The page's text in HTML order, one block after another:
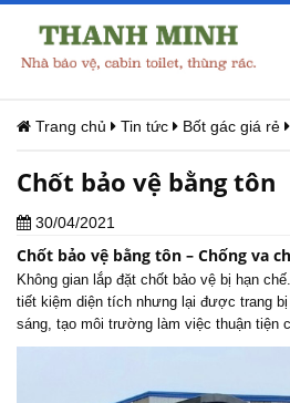
Trang chủ Tin tức Bốt gác giá rẻ
Chốt bảo vệ bằng tôn
30/04/2021
Chốt bảo vệ bằng tôn – Chống va
Không gian lắp đặt chốt bảo vệ bị hạn
tiết kiệm diện tích nhưng lại được trang
sáng, tạo môi trường làm việc thuận tiện